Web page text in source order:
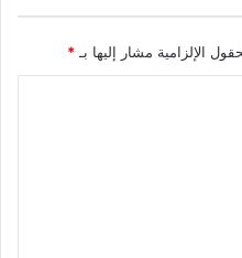
الإلزامية مشار إليها بـ*